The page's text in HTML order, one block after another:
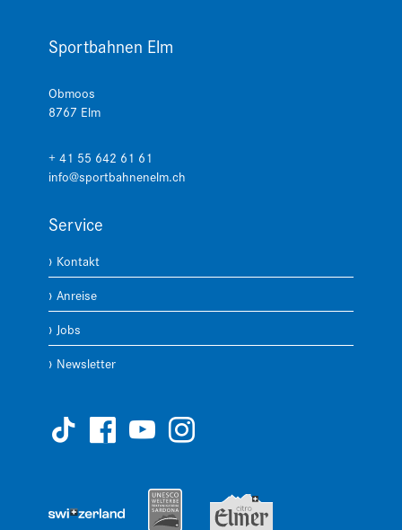
Sportbahnen Elm
Obmoos
8767 Elm
+ 41 55 642 61 61
info@sportbahnenelm.ch
Service
Kontakt
Anreise
Jobs
Newsletter


 